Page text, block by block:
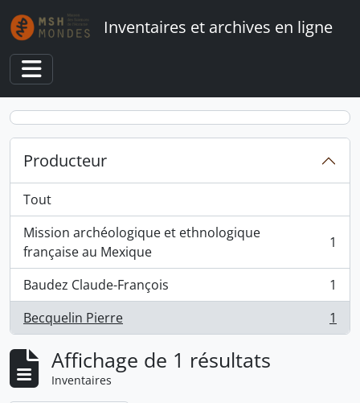
Skip to main content
Inventaires et archives en ligne
Toggle navigation
Producteur
Tout
Mission archéologique et ethnologique
française au Mexique
, 1 résultats 1
Baudez Claude-François
, 1 résultats
1
Becquelin Pierre
, 1 résultats 1
Affichage de 1 résultats
Inventaires